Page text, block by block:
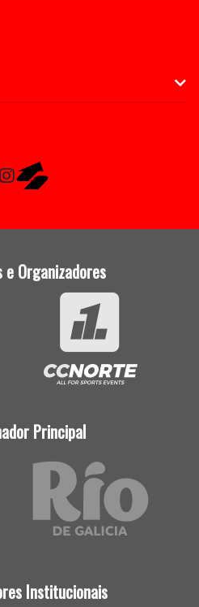
InstagramRaceMapp
Organizadores
Principal
Institucionais